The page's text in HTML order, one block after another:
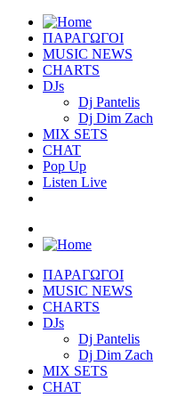
ΠΑΡΑΓΩΓΟΙ
MUSIC NEWS
CHARTS
DJs
Dj Pantelis
Dj Dim Zach
MIX SETS
CHAT
Pop Up
Listen Live
ΠΑΡΑΓΩΓΟΙ
MUSIC NEWS
CHARTS
DJs
Dj Pantelis
Dj Dim Zach
MIX SETS
CHAT